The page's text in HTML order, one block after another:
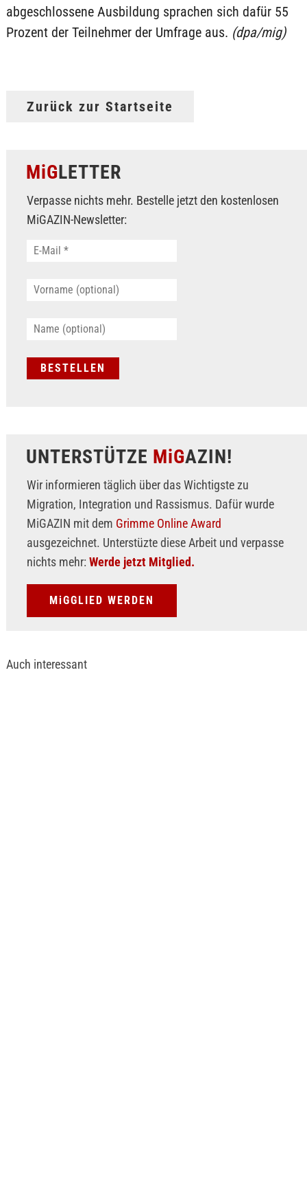
abgeschlossene Ausbildung sprachen sich dafür 55
Prozent der Teilnehmer der Umfrage aus. (dpa/mig)
Zurück zur Startseite
MiGLETTER
Verpasse nichts mehr. Bestelle jetzt den kostenlosen
MiGAZIN-Newsletter:
UNTERSTÜTZE MiGAZIN!
Wir informieren täglich über das Wichtigste zu
Migration, Integration und Rassismus. Dafür wurde
MiGAZIN mit dem Grimme Online Award
ausgezeichnet. Unterstüzte diese Arbeit und verpasse
nichts mehr: Werde jetzt Mitglied.
MiGGLIED WERDEN
Auch interessant